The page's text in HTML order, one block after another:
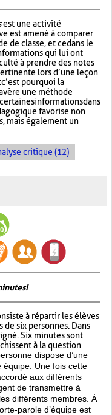
est une activité
est amené à comparer
de classe, et ce dans le
qui lui ont
à prendre des notes
lors d’une leçon
pourquoi la
une méthode
informations dans
favorise non
mais également un
critique (12)
à répartir les élèves
de six personnes. Dans
Six minutes sont
à la question
dispose d’une
équipe. Une fois cette
aux différents
de transmettre à
différents membres. À
parole d’équipe est